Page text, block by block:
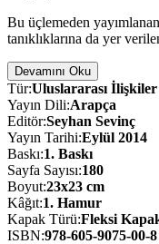
Bu üçlemeden
tanıklıklarına da yer
Devamını Oku
Tür:Uluslararası İlişkiler
Yayın Dili:Arapça
Editör:Seyhan Sevinç
Yayın Tarihi:Eylül 2014
Baskı:1. Baskı
Sayfa Sayısı:180
Boyut:23x23 cm
Kâğıt:1. Hamur
Kapak Türü:Fleksi
ISBN:978-605-9075-00-8